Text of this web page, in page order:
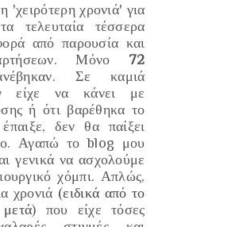
'χειρότερηχρονιά' για
τελευταία τέσσερα
από παρουσία και
Μόνο 72
Σε καμιά
είχε να κάνει με
ή ότι βαρέθηκα το
δεν θα παίξει
Αγαπώ το blog μου
γενικά να ασχολούμε
χόμπι. Απλώς,
χρονιά (ειδικά από το
) που είχε τόσες